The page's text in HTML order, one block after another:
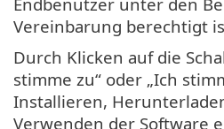
Vereinbarung berechtigt
Durch Klicken auf die
stimme zu“ oder „Ich
Installieren,
Verwenden der Software